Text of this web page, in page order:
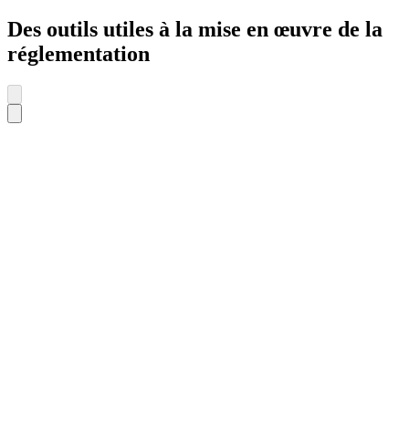
Des outils utiles à la mise en œuvre de la
réglementation